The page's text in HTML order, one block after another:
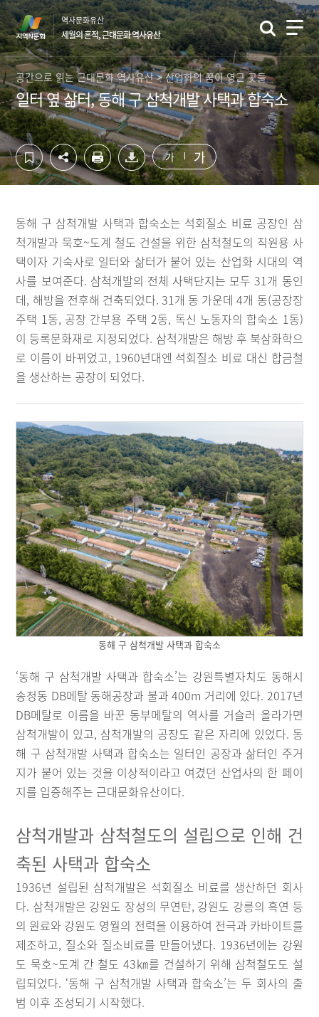
컨
텐
츠
영
역
바
로
가
기
하
단
영
역
바
로
가
기
역사문화유산
세월의 흔적, 근대문화 역사유산
공간으로 읽는 근대문화 역사유산 > 산업화의 꿈이 영근 곳들
일터 옆 삶터, 동해 구 삼척개발 사택과 합숙소
가 가
동해 구 삼척개발 사택과 합숙소는 석회질소 비료 공장인 삼
척개발과 묵호~도계 철도 건설을 위한 삼척철도의 직원용 사
택이자 기숙사로 일터와 삶터가 붙어 있는 산업화 시대의 역
사를 보여준다. 삼척개발의 전체 사택단지는 모두 31개 동인
데, 해방을 전후해 건축되었다. 31개 동 가운데 4개 동(공장장
주택 1동, 공장 간부용 주택 2동, 독신 노동자의 합숙소 1동)
이 등록문화재로 지정되었다. 삼척개발은 해방 후 북삼화학으
로 이름이 바뀌었고, 1960년대엔 석회질소 비료 대신 합금철
을 생산하는 공장이 되었다.
동해 구 삼척개발 사택과 합숙소
‘동해 구 삼척개발 사택과 합숙소’는 강원특별자치도 동해시
송정동 DB메탈 동해공장과 불과 400m 거리에 있다. 2017년
DB메탈로 이름을 바꾼 동부메탈의 역사를 거슬러 올라가면
삼척개발이 있고, 삼척개발의 공장도 같은 자리에 있었다. 동
해 구 삼척개발 사택과 합숙소는 일터인 공장과 삶터인 주거
지가 붙어 있는 것을 이상적이라고 여겼던 산업사의 한 페이
지를 입증해주는 근대문화유산이다.
삼척개발과 삼척철도의 설립으로 인해 건
축된 사택과 합숙소
1936년 설립된 삼척개발은 석회질소 비료를 생산하던 회사
다. 삼척개발은 강원도 장성의 무연탄, 강원도 강릉의 흑연 등
의 원료와 강원도 영월의 전력을 이용하여 전극과 카바이트를
제조하고, 질소와 질소비료를 만들어냈다. 1936년에는 강원
도 묵호~도계 간 철도 43㎞를 건설하기 위해 삼척철도도 설
립되었다. ‘동해 구 삼척개발 사택과 합숙소’는 두 회사의 출
범 이후 조성되기 시작했다.